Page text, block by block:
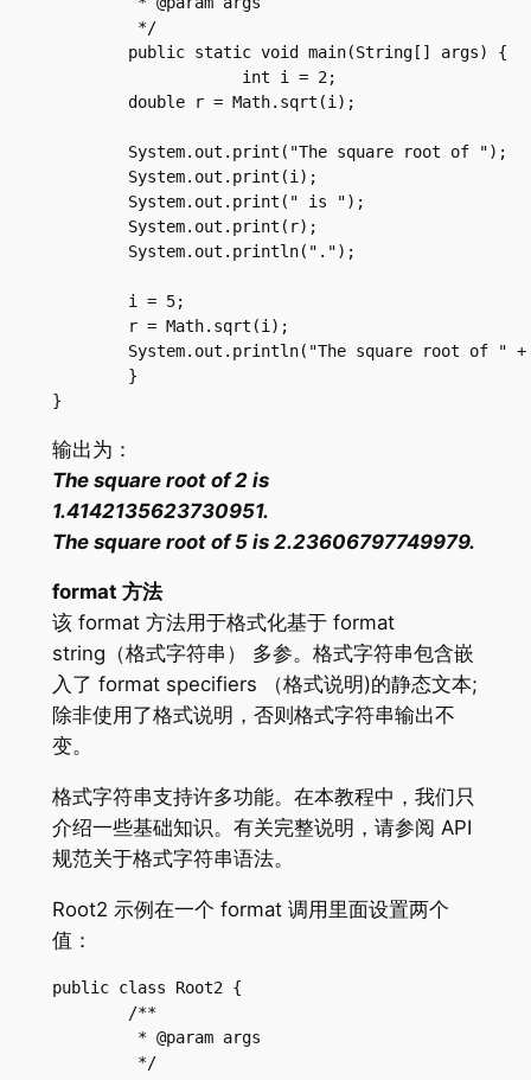
        double r = Math.sqrt(i);
        System.out.print("The square root of ");
        System.out.print(i);
        System.out.print(" is ");
        System.out.print(r);
        System.out.println(".");
        i = 5;
        r = Math.sqrt(i);
System.out.println("The square root of "
}
输出为：
The square root of 2 is
1.4142135623730951.
The square root of 5 is 2.23606797749979.
format 方法
该 format 方法用于格式化基于 format
string（格式字符串） 多参。格式字符串包含嵌
入了 format specifiers （格式说明)的静态文本;
除非使用了格式说明，否则格式字符串输出不
变。
格式字符串支持许多功能。在本教程中，我们只
介绍一些基础知识。有关完整说明，请参阅 API
规范关于格式字符串语法。
Root2 示例在一个 format 调用里面设置两个
值：
public class Root2 {